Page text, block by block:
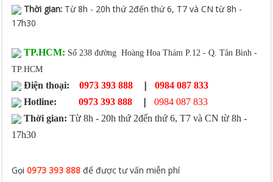
Thời gian: Từ 8h - 20h thứ 2đến thứ 6, T7 và CN từ 8h -
17h30
TP.HCM: Số 238 đường Hoàng Hoa Thám P.12 - Q. Tân Bình -
TP.HCM
Điện thoại: 0973 393 888 |
0984 087 833
Hotline:
0973 393 888 |
0984 087 833
Thời gian: Từ 8h - 20h thứ 2đến thứ 6, T7 và CN từ 8h -
17h30
Gọi0973 393 888 để được tư vấn miễn phí